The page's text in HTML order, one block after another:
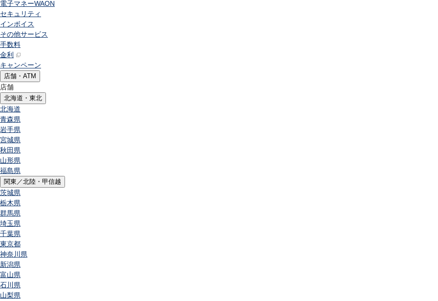
電子マネーWAON
セキュリティ
インボイス
その他サービス
手数料
金利
キャンペーン
店舗・ATM
店舗
北海道・東北
北海道
青森県
岩手県
宮城県
秋田県
山形県
福島県
関東／北陸・甲信越
茨城県
栃木県
群馬県
埼玉県
千葉県
東京都
神奈川県
新潟県
富山県
石川県
山梨県